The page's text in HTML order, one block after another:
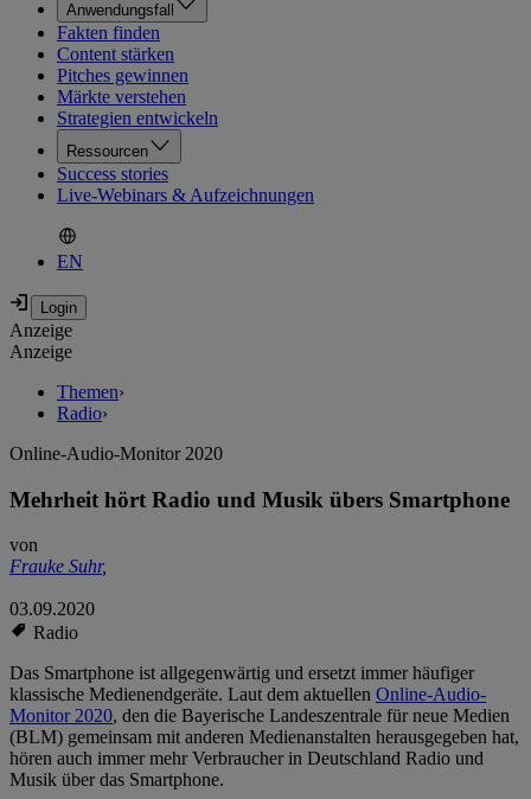
Anwendungsfall
Fakten finden
Content stärken
Pitches gewinnen
Märkte verstehen
Strategien entwickeln
Ressourcen
Success stories
Live-Webinars & Aufzeichnungen
EN
Anzeige
Anzeige
Themen›
Radio›
Online-Audio-Monitor 2020
Mehrheit hört Radio und Musik übers Smartphone
von
Frauke Suhr,
03.09.2020
Radio
Das Smartphone ist allgegenwärtig und ersetzt immer häufiger
klassische Medienendgeräte. Laut dem aktuellen Online-Audio-
Monitor 2020, den die Bayerische Landeszentrale für neue Medien
(BLM) gemeinsam mit anderen Medienanstalten herausgegeben hat,
hören auch immer mehr Verbraucher in Deutschland Radio und
Musik über das Smartphone.